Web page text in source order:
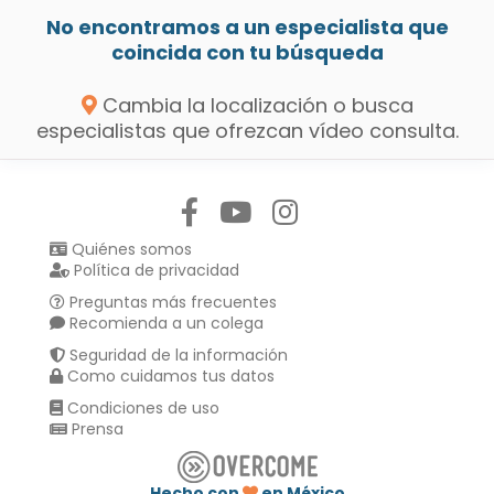
No encontramos a un especialista que
coincida con tu búsqueda
Cambia la localización o busca
especialistas que ofrezcan vídeo consulta.
Quiénes somos
Política de privacidad
Preguntas más frecuentes
Recomienda a un colega
Seguridad de la información
Como cuidamos tus datos
Condiciones de uso
Prensa